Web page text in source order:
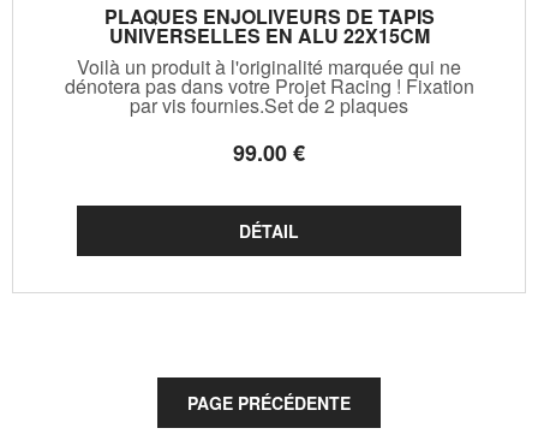
PLAQUES ENJOLIVEURS DE TAPIS
UNIVERSELLES EN ALU 22X15CM
Voilà un produit à l'originalité marquée qui ne
dénotera pas dans votre Projet Racing ! Fixation
par vis fournies.Set de 2 plaques
99.00€